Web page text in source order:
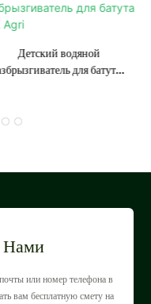
Детский водяной
для батута -
Нами
или номер телефона в
вам бесплатную смету на